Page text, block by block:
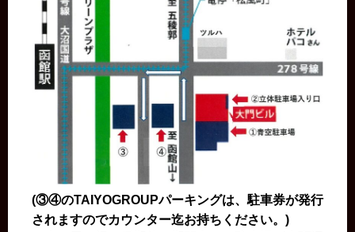
(③④のTAIYOGROUPパーキングは、駐車券が発行
されますのでカウンター迄お持ちください。)